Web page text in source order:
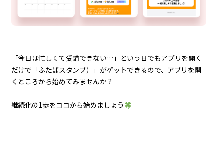
「今日は忙しくて受講できない…」という日でもアプリを開く
だけで「ふたばスタンプ）」がゲットできるので、アプリを開
くところから始めてみませんか？
継続化の1歩をココから始めましょう